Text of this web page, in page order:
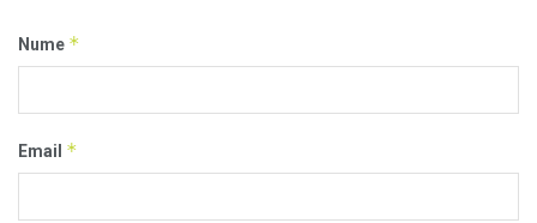
Nume *
Email *